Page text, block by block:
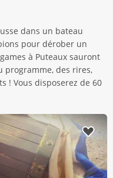
dans un bateau
pour dérober un
à Puteaux sauront
programme, des rires,
! Vous disposerez de 60